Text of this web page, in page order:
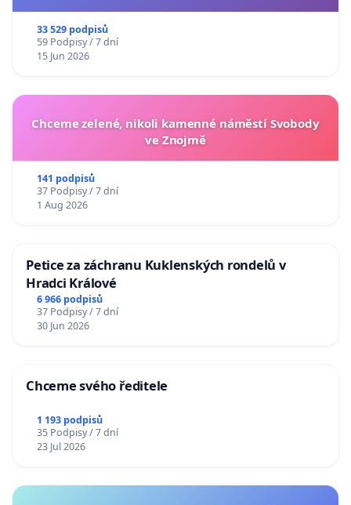
33 529 podpisů
59 Podpisy / 7 dní
15 Jun 2026
Chceme zelené, nikoli kamenné náměstí Svobody
ve Znojmě
141 podpisů
37 Podpisy / 7 dní
1 Aug 2026
Petice za záchranu Kuklenských rondelů v
Hradci Králové
6 966 podpisů
37 Podpisy / 7 dní
30 Jun 2026
Chceme svého ředitele
1 193 podpisů
35 Podpisy / 7 dní
23 Jul 2026